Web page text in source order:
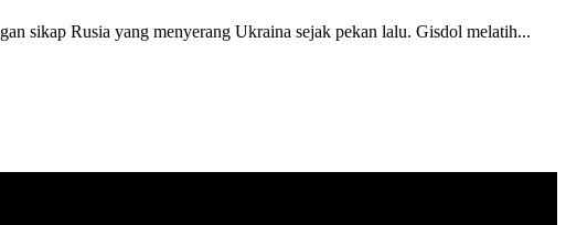
sikap Rusia yang menyerang Ukraina sejak pekan lalu. Gisdol melatih...